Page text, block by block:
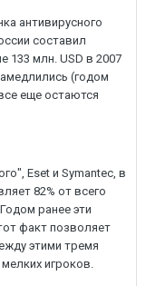
антивирусного
составил
133 млн. USD в 2007
(годом
еще остаются
Eset и Symantec, в
82% от всего
ранее эти
факт позволяет
этими тремя
игроков.